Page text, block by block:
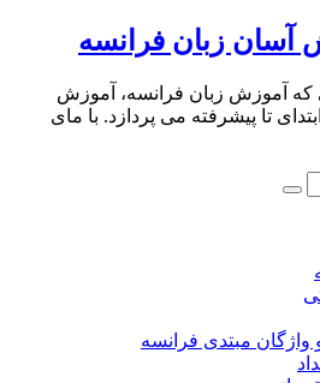
آسان زبان فرانسه
آموزش زبان فرانسه، آموزش
تا پیشرفته می پردازد. با مای
واژگان مبتدی فرانسه